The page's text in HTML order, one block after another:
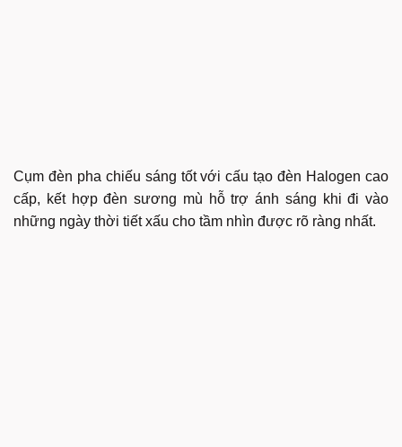
Cụm đèn pha chiếu sáng tốt với cấu tạo đèn Halogen cao
cấp, kết hợp đèn sương mù hỗ trợ ánh sáng khi đi vào
những ngày thời tiết xấu cho tầm nhìn được rõ ràng nhất.